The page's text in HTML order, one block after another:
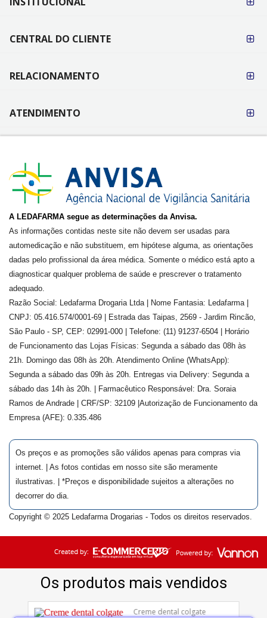
PAGAMENTO
CENTRAL DO CLIENTE
RELACIONAMENTO
ATENDIMENTO
A LEDAFARMA segue as determinações da Anvisa.
As informações contidas neste site não devem ser usadas para
automedicação e não substituem, em hipótese alguma, as orientações
dadas pelo profissional da área médica. Somente o médico está apto a
diagnosticar qualquer problema de saúde e prescrever o tratamento
adequado.
Razão Social: Ledafarma Drogaria Ltda | Nome Fantasia: Ledafarma |
CNPJ: 05.416.574/0001-69 | Estrada das Taipas, 2569 - Jardim Rincão,
São Paulo - SP, CEP: 02991-000 | Telefone: (11) 91237-6504 | Horário
de Funcionamento das Lojas Físicas: Segunda a sábado das 08h às
21h. Domingo das 08h às 20h. Atendimento Online (WhatsApp):
Segunda a sábado das 09h às 20h. Entregas via Delivery: Segunda a
sábado das 14h às 20h. | Farmacêutico Responsável: Dra. Soraia
Ramos de Andrade | CRF/SP: 32109 |Autorização de Funcionamento da
Empresa (AFE): 0.335.486
Os preços e as promoções são válidos apenas para compras via
internet. | As fotos contidas em nosso site são meramente
ilustrativas. | *Preços e disponibilidade sujeitos a alterações no
decorrer do dia.
Copyright © 2025 Ledafarma Drogarias - Todos os direitos reservados.